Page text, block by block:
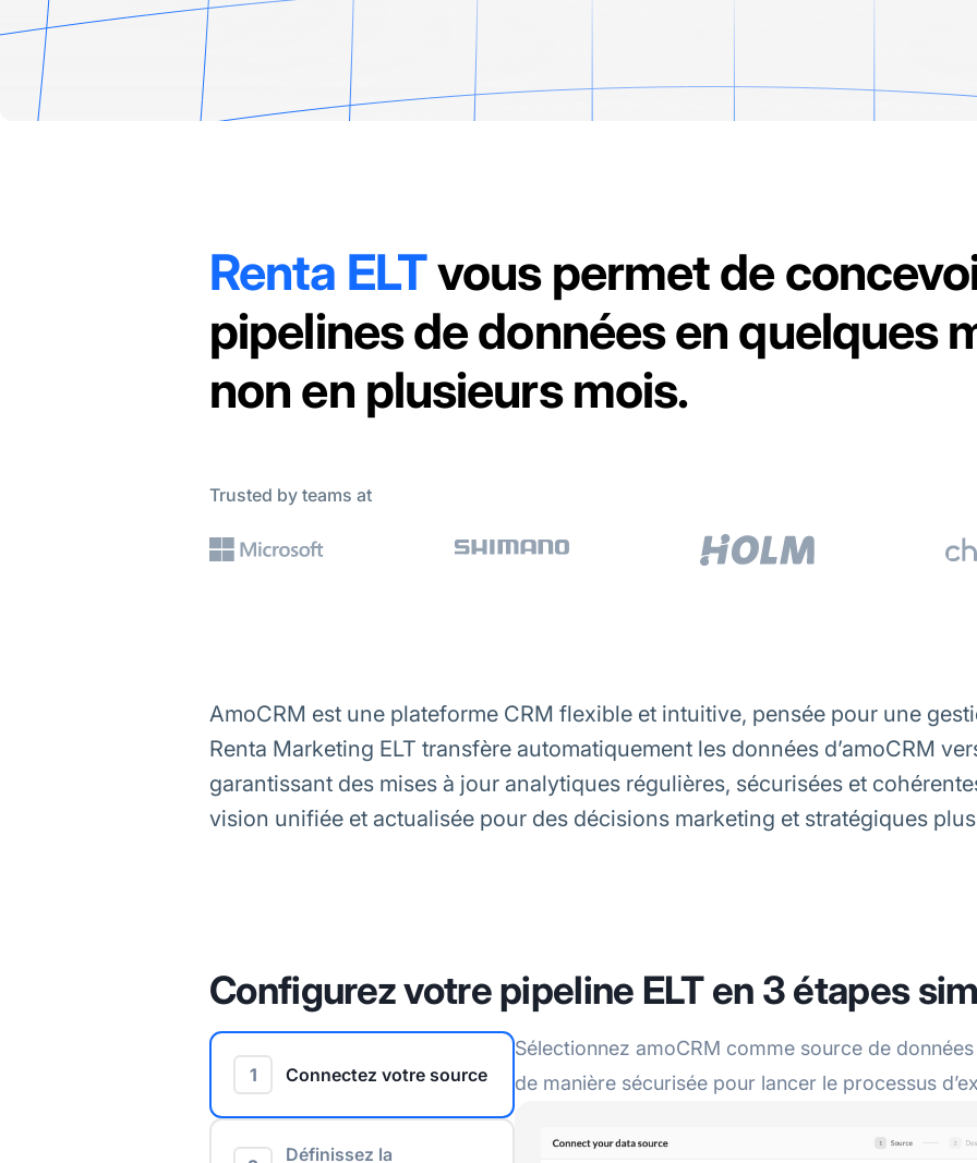
Renta ELTvous permet de
pipelines de données en quelques
non en plusieurs mois.
Trusted by teams at
AmoCRM est une plateforme CRM flexible et intuitive, pensée pour une
Renta Marketing ELT transfère automatiquement les données d’amoCRM
garantissant des mises à jour analytiques régulières, sécurisées et
vision unifiée et actualisée pour des décisions marketing et stratégiques
Configurez votre pipeline ELT en 3 étapes
1 Connectez votre source
Définissez la
Sélectionnez amoCRM comme source de
de manière sécurisée pour lancer le processus